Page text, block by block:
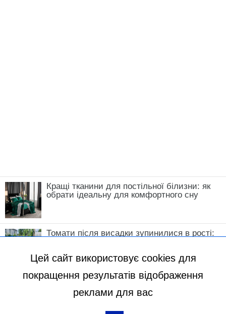
Кращі тканини для постільної білизни: як
обрати ідеальну для комфортного сну
Томати після висадки зупинилися в рості:
Цей сайт використовує cookies для
покращення результатів відображення
реклами для вас